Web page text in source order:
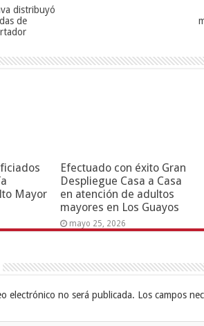
distribuyó
de
Mayor
Efectuado con éxito Gran
Despliegue Casa a Casa
en atención de adultos
mayores en Los Guayos
mayo 25, 2026
electrónico no será publicada. Los campos